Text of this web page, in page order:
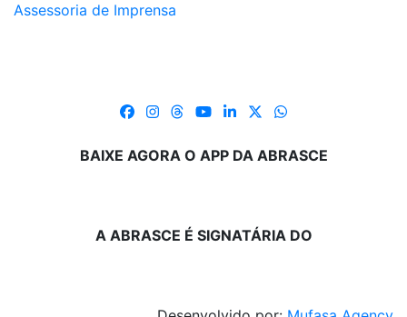
Assessoria de Imprensa
BAIXE AGORA O APP DA ABRASCE
A ABRASCE É SIGNATÁRIA DO